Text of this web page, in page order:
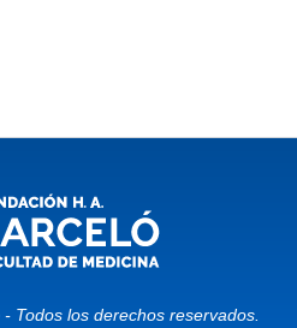
Todos los derechos reservados.